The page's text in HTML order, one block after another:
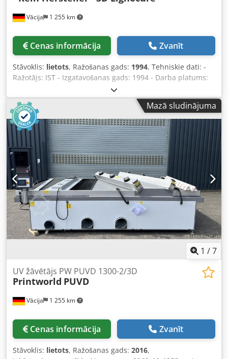
Vācija 1 255 km
Cenas informācija Zvanīt
Stāvoklis: lietots, Ražošanas gads: 1994, Tehniskie dati: -
Ražotājs: IST - Izgatavošanas gads: 1994 - Darba platums:
1300 mm - Ar 3D spoguļiem - Cauruļu skaits no augšas: 1
gab. Dsdpjzf N Tnefx Acdeck - Caurule uzstādīta slīpi -
Elektrožu attālums: 1620 mm - Piemērots malu žāvēšanai -
Piemērots dzīvsudraba un gallija caurulēm - Cauruļu
jauda: 80 W/cm - Uzstādīšanai uz esoša transportiera -
Atrašanās vieta: noliktavā - Spriegums, Hz: 400 / 50 - Labā
stāvoklī
Mazā sludinājuma
1 /7
Vācija 1 255 km
UV žāvētājs PW PUVD 1300-2/3D
Printworld PUVD
Cenas informācija Zvanīt
Stāvoklis: lietots, Ražošanas gads: 2016,